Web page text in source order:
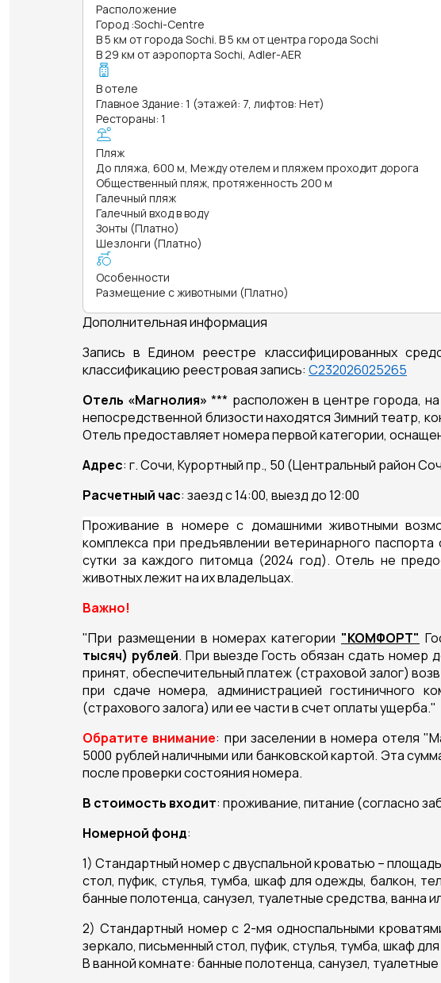
Расположение
Город :Sochi-Centre
В 5 км от города Sochi. В 5 км от центра города Sochi
В 29 км от аэропорта Sochi, Adler-AER
В отеле
Главное Здание: 1 (этажей: 7, лифтов: Нет)
Рестораны: 1
Пляж
До пляжа, 600 м, Между отелем и пляжем проходит дорога
Общественный пляж, протяженность 200 м
Галечный пляж
Галечный вход в воду
Зонты (Платно)
Шезлонги (Платно)
Особенности
Размещение с животными (Платно)
Дополнительная информация
Запись в Едином реестре классифицированных
классификацию реестровая запись: С232026025265
Отель «Магнолия» *** расположен в центре города,
непосредственной близости находятся Зимний театр,
Отель предоставляет номера первой категории,
Адрес: г. Сочи, Курортный пр., 50 (Центральный район
Расчетный час: заезд с 14:00, выезд до 12:00
Проживание в номере с домашними животными
комплекса при предъявлении ветеринарного
сутки за каждого питомца (2024 год). Отель не
животных лежит на их владельцах.
Важно!
"При размещении в номерах категории "КОМФОРТ"
тысяч) рублей. При выезде Гость обязан сдать номер
принят, обеспечительный платеж (страховой залог)
при сдаче номера, администрацией гостиничного
(страхового залога) или ее части в счет оплаты ущерба."
Обратите внимание: при заселении в номера отеля
5000 рублей наличными или банковской картой. Эта
после проверки состояния номера.
В стоимость входит: проживание, питание (согласно
Номерной фонд:
1) Стандартный номер с двуспальной кроватью –
стол, пуфик, стулья, тумба, шкаф для одежды, балкон,
банные полотенца, санузел, туалетные средства, ванна
2) Стандартный номер с 2-мя односпальными
зеркало, письменный стол, пуфик, стулья, тумба, шкаф
В ванной комнате: банные полотенца, санузел,